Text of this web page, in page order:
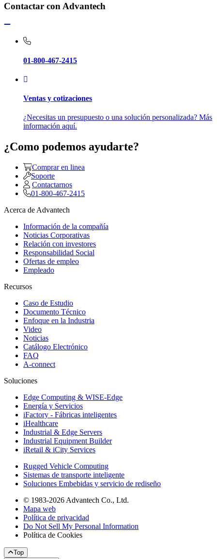
Contactar con Advantech
01-800-467-2415
Ventas y cotizaciones
¿Necesitas un presupuesto o una solución personalizada? Más
información aquí.
¿Como podemos ayudarte?
Comprar en linea
Soporte
Contactarnos
01-800-467-2415
Acerca de Advantech
Información de la compañía
Noticias Corporativas
Relación con investores
Responsabilidad Social
Ofertas de empleo
Empleado
Recursos
Caso de Estudio
Documento Técnico
Enfoque en la Industria
Video
Noticias
Catálogo Electrónico
FAQ
A-connect
Soluciones
Edge Computing & WISE-Edge
Energía y Servicios
iFactory - Fábricas inteligentes
iHealthcare
Industrial & Edge Servers
Industrial Equipment Builder
iRetail & iCity Services
Rugged Vehicle Computing
Sistemas de transporte inteligente
Soluciones Embebidas y servicio de rediseño
© 1983-2026 Advantech Co., Ltd.
Mapa web
Política de privacidad
Do Not Sell My Personal Information
Política de Cookies
Top